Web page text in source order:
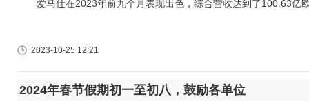
爱马仕在2023年前九个月表现出色，综合营收达到了100.63亿
2023-10-25 12:21
2024年春节假期初一至初八，鼓励各单位